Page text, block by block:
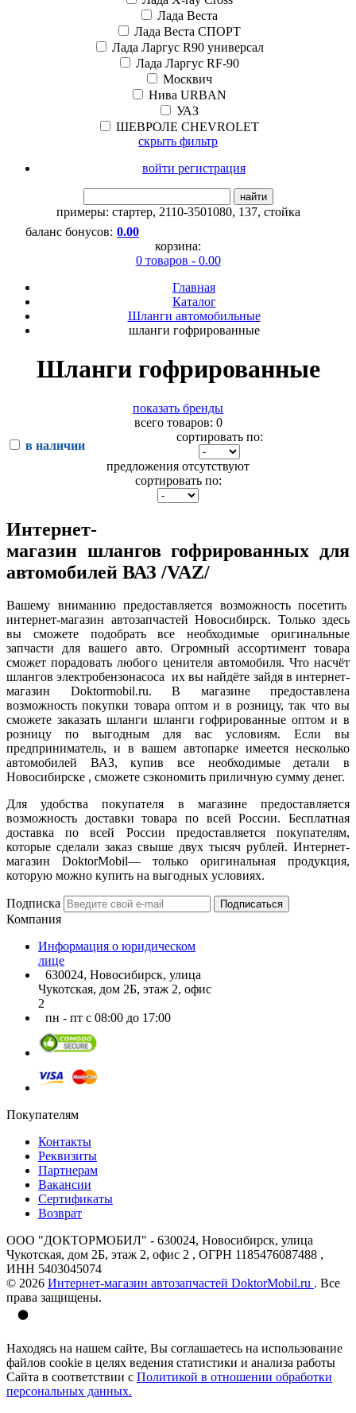
Лада Веста
Лада Веста СПОРТ
Лада Ларгус R90 универсал
Лада Ларгус RF-90
Москвич
Нива URBAN
УАЗ
ШЕВРОЛЕ CHEVROLET
скрыть фильтр
войти регистрация
найти
примеры: стартер, 2110-3501080, 137, стойка
баланс бонусов: 0.00
корзина:
0 товаров - 0.00
Главная
Каталог
Шланги автомобильные
шланги гофрированные
Шланги гофрированные
показать бренды
всего товаров: 0
в наличии
сортировать по:
предложения отсутствуют
сортировать по:
Интернет-
магазин шлангов гофрированных для
автомобилей ВАЗ /VAZ/
Вашему вниманию предоставляется возможность посетить
интернет-магазин автозапчастей Новосибирск. Только здесь
вы сможете подобрать все необходимые оригинальные
запчасти для вашего авто. Огромный ассортимент товара
сможет порадовать любого ценителя автомобиля. Что насчёт
шлангов электробензонасоса их вы найдёте зайдя в интернет-
магазин Doktormobil.ru. В магазине предоставлена
возможность покупки товара оптом и в розницу, так что вы
сможете заказать шланги шланги гофрированные оптом и в
розницу по выгодным для вас условиям. Если вы
предприниматель, и в вашем автопарке имеется несколько
автомобилей ВАЗ, купив все необходимые детали в
Новосибирске , сможете сэкономить приличную сумму денег.
Для удобства покупателя в магазине предоставляется
возможность доставки товара по всей России. Бесплатная
доставка по всей России предоставляется покупателям,
которые сделали заказ свыше двух тысяч рублей. Интернет-
магазин DoktorMobil— только оригинальная продукция,
которую можно купить на выгодных условиях.
Подписка Подписаться
Компания
Информация о юридическом
лице
630024, Новосибирск, улица
Чукотская, дом 2Б, этаж 2, офис
2
пн - пт с 08:00 до 17:00
Покупателям
Контакты
Реквизиты
Партнерам
Вакансии
Сертификаты
Возврат
ООО "ДОКТОРМОБИЛ" - 630024, Новосибирск, улица
Чукотская, дом 2Б, этаж 2, офис 2 , ОГРН 1185476087488 ,
ИНН 5403045074
© 2026 Интернет-магазин автозапчастей DoktorMobil.ru . Все
права защищены.
Находясь на нашем сайте, Вы соглашаетесь на использование
файлов cookie в целях ведения статистики и анализа работы
Сайта в соответствии с Политикой в отношении обработки
персональных данных.